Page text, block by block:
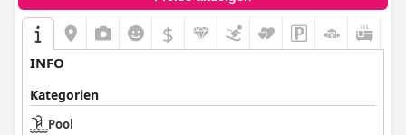
$
INFO
Kategorien
Pool